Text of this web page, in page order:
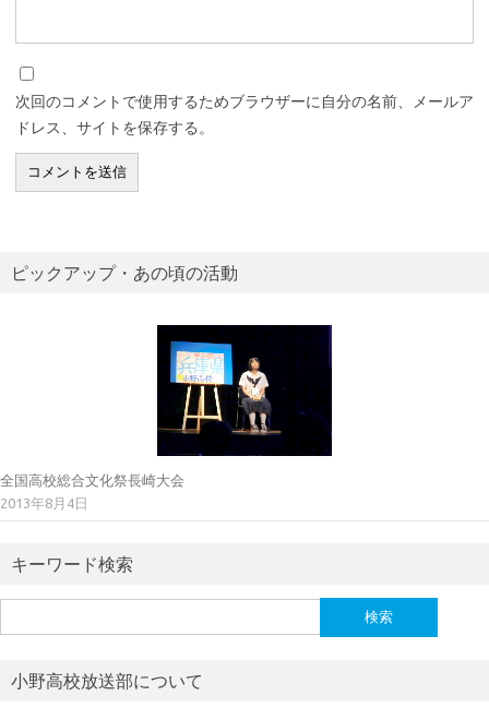
次回のコメントで使用するためブラウザーに自分の名前、メールア
ドレス、サイトを保存する。
ピックアップ・あの頃の活動
全国高校総合文化祭長崎大会
2013年8月4日
キーワード検索
索:
小野高校放送部について